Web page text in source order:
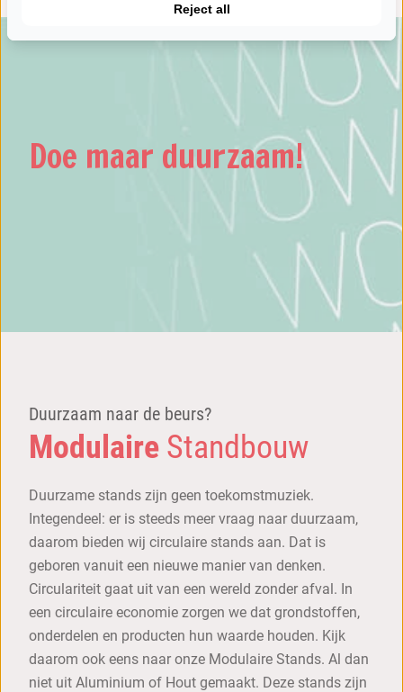
Doe maar duurzaam!
Duurzaam naar de beurs?
ModulaireStandbouw
Duurzame stands zijn geen toekomstmuziek.
Integendeel: er is steeds meer vraag naar duurzaam,
daarom bieden wij circulaire stands aan. Dat is
geboren vanuit een nieuwe manier van denken.
Circulariteit gaat uit van een wereld zonder afval. In
een circulaire economie zorgen we dat grondstoffen,
onderdelen en producten hun waarde houden. Kijk
daarom ook eens naar onze Modulaire Stands. Al dan
niet uit Aluminium of Hout gemaakt. Deze stands zijn
Reject all